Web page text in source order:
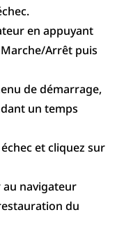
en appuyant
Arrêt puis
de démarrage,
un temps
et cliquez sur
au navigateur
du